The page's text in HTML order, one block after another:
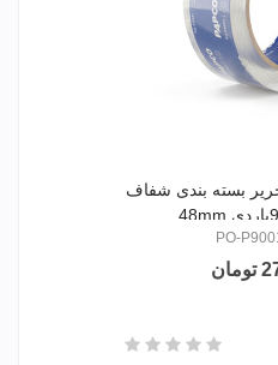
بسته بندی شفاف